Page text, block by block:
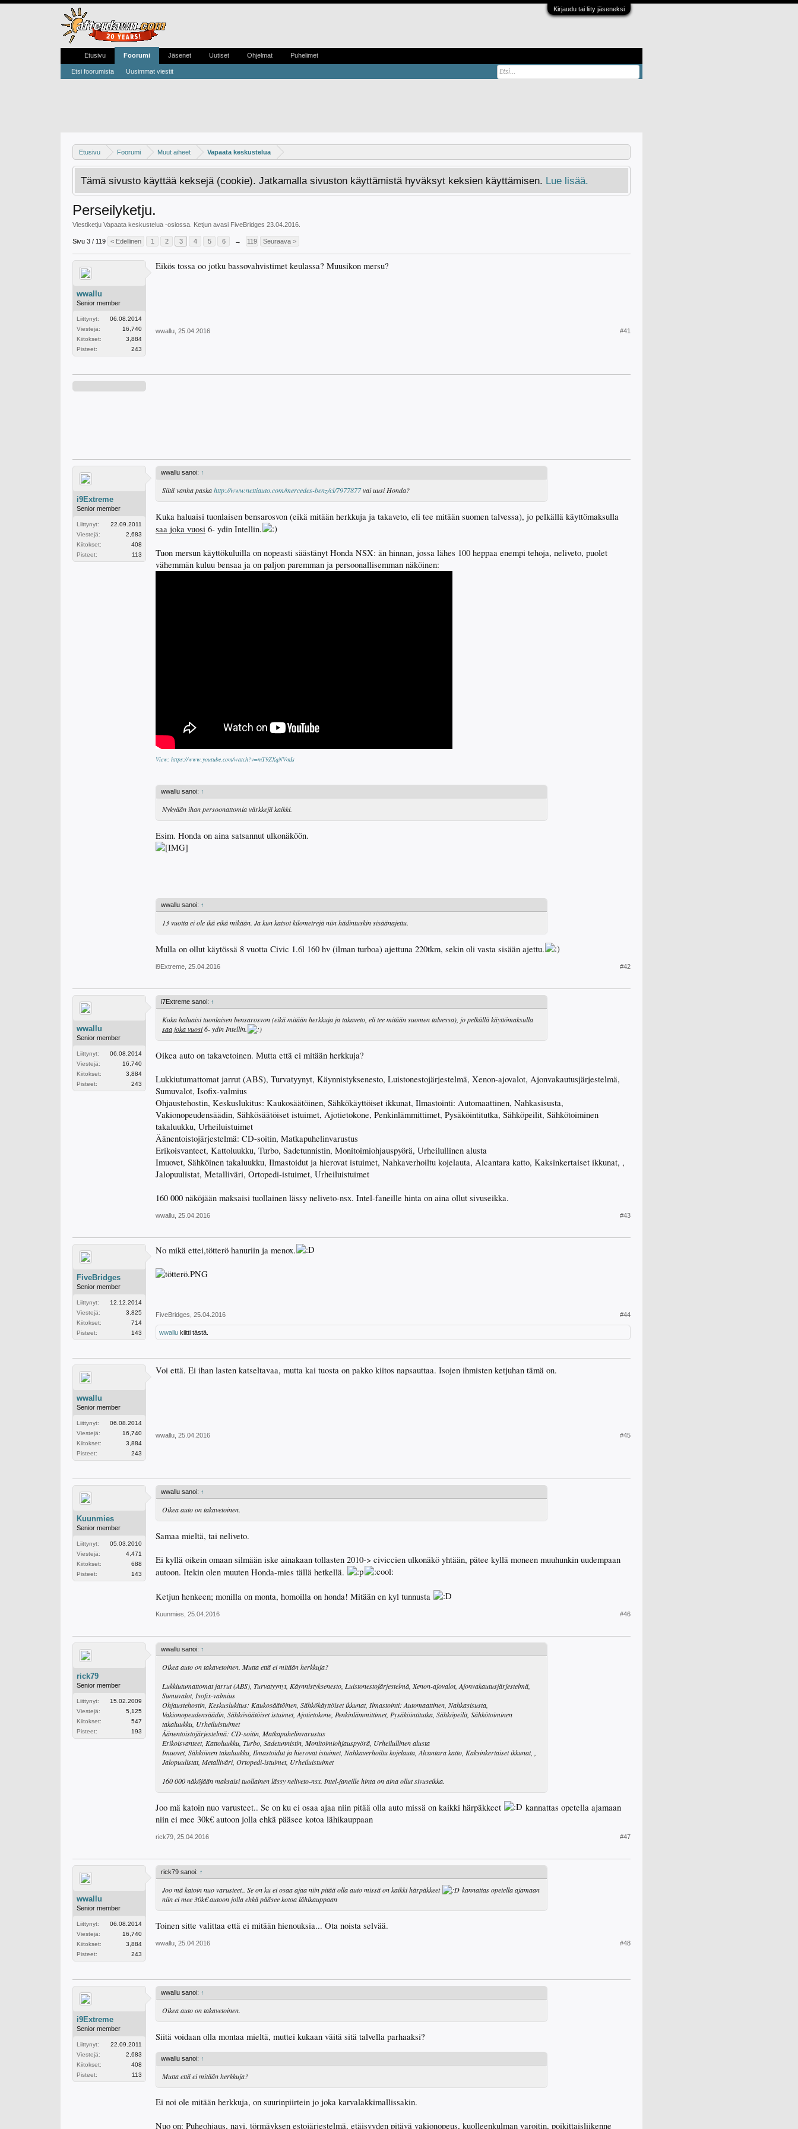
Kirjaudu tai liity jäseneksi
Etusivu Foorumi Muut aiheet Vapaata keskustelua
Tämä sivusto käyttää keksejä (cookie). Jatkamalla sivuston käyttämistä hyväksyt keksien käyttämisen. Lue lisää.
Perseilyketju.
Viestiketju Vapaata keskustelua -osiossa. Ketjun avasi FiveBridges 23.04.2016
Sivu 3 / 119 < Edellinen 1 2 3 4 5 6 → 119 Seuraava >
wwallu
Senior member
Liittynyt:
06.08.2014
Viestejä:
16,740
Kiitokset:
3,884
Pisteet:
243
Eikös tossa oo jotku bassovahvistimet keulassa? Muusikon mersu?
wwallu 25.04.2016 #41
i9Extreme
Senior member
Liittynyt:
22.09.2011
Viestejä:
2,683
Kiitokset:
408
Pisteet:
113
wwallu sanoi: ↑
Siitä vanha paskahttp://www.nettiauto.com/mercedes-benz/cl/7977877vai uusi Honda?
Kuka haluaisi tuonlaisen bensarosvon (eikä mitään herkkuja ja takaveto, eli tee mitään suomen talvessa), jo pelkällä käyttömaksulla
saa joka vuosi 6- ydin Intellin.
Tuon mersun käyttökuluilla on nopeasti säästänyt Honda NSX: än hinnan, jossa lähes 100 heppaa enempi tehoja, neliveto, puolet
vähemmän kuluu bensaa ja on paljon paremman ja persoonallisemman näköinen:
View: https://www.youtube.com/watch?v=mT9ZXqNVmIs
wwallu sanoi: ↑
Nykyään ihan persoonattomia värkkejä kaikki.
Esim. Honda on aina satsannut ulkonäköön.
wwallu sanoi: ↑
13 vuotta ei ole ikä eikä mikään. Ja kun katsot kilometrejä niin hädintuskin sisäänajettu.
Mulla on ollut käytössä 8 vuotta Civic 1.6l 160 hv (ilman turboa) ajettuna 220tkm, sekin oli vasta sisään ajettu.
i9Extreme 25.04.2016 #42
wwallu
Senior member
Liittynyt:
06.08.2014
Viestejä:
16,740
Kiitokset:
3,884
Pisteet:
243
i7Extreme sanoi: ↑
Kuka haluaisi tuonlaisen bensarosvon (eikä mitään herkkuja ja takaveto, eli tee mitään suomen talvessa), jo pelkällä käyttömaksulla
saa joka vuosi6- ydin Intellin.
Oikea auto on takavetoinen. Mutta että ei mitään herkkuja?
Lukkiutumattomat jarrut (ABS), Turvatyynyt, Käynnistyksenesto, Luistonestojärjestelmä, Xenon-ajovalot, Ajonvakautusjärjestelmä,
Sumuvalot, Isofix-valmius
Ohjaustehostin, Keskuslukitus: Kaukosäätöinen, Sähkökäyttöiset ikkunat, Ilmastointi: Automaattinen, Nahkasisusta,
Vakionopeudensäädin, Sähkösäätöiset istuimet, Ajotietokone, Penkinlämmittimet, Pysäköintitutka, Sähköpeilit, Sähkötoiminen
takaluukku, Urheiluistuimet
Äänentoistojärjestelmä: CD-soitin, Matkapuhelinvarustus
Erikoisvanteet, Kattoluukku, Turbo, Sadetunnistin, Monitoimiohjauspyörä, Urheilullinen alusta
Imuovet, Sähköinen takaluukku, Ilmastoidut ja hierovat istuimet, Nahkaverhoiltu kojelauta, Alcantara katto, Kaksinkertaiset ikkunat, ,
Jalopuulistat, Metalliväri, Ortopedi-istuimet, Urheiluistuimet
160 000 näköjään maksaisi tuollainen lässy neliveto-nsx. Intel-faneille hinta on aina ollut sivuseikka.
wwallu 25.04.2016 #43
FiveBridges
Senior member
Liittynyt:
12.12.2014
Viestejä:
3,825
Kiitokset:
714
Pisteet:
143
No mikä ettei,tötterö hanuriin ja menox.
FiveBridges 25.04.2016 #44
wwallu kiitti tästä.
wwallu
Senior member
Liittynyt:
06.08.2014
Viestejä:
16,740
Kiitokset:
3,884
Pisteet:
243
Voi että. Ei ihan lasten katseltavaa, mutta kai tuosta on pakko kiitos napsauttaa. Isojen ihmisten ketjuhan tämä on.
wwallu 25.04.2016 #45
Kuunmies
Senior member
Liittynyt:
05.03.2010
Viestejä:
4,471
Kiitokset:
688
Pisteet:
143
wwallu sanoi: ↑
Oikea auto on takavetoinen.
Samaa mieltä, tai neliveto.
Ei kyllä oikein omaan silmään iske ainakaan tollasten 2010-> civiccien ulkonäkö yhtään, pätee kyllä moneen muuhunkin uudempaan
autoon. Itekin olen muuten Honda-mies tällä hetkellä.
Ketjun henkeen; monilla on monta, homoilla on honda! Mitään en kyl tunnusta
Kuunmies 25.04.2016 #46
rick79
Senior member
Liittynyt:
15.02.2009
Viestejä:
5,125
Kiitokset:
547
Pisteet:
193
wwallu sanoi: ↑
Oikea auto on takavetoinen. Mutta että ei mitään herkkuja?
Lukkiutumattomat jarrut (ABS), Turvatyynyt, Käynnistyksenesto, Luistonestojärjestelmä, Xenon-ajovalot, Ajonvakautusjärjestelmä,
Sumuvalot, Isofix-valmius
Ohjaustehostin, Keskuslukitus: Kaukosäätöinen, Sähkökäyttöiset ikkunat, Ilmastointi: Automaattinen, Nahkasisusta,
Vakionopeudensäädin, Sähkösäätöiset istuimet, Ajotietokone, Penkinlämmittimet, Pysäköintitutka, Sähköpeilit, Sähkötoiminen
takaluukku, Urheiluistuimet
Äänentoistojärjestelmä: CD-soitin, Matkapuhelinvarustus
Erikoisvanteet, Kattoluukku, Turbo, Sadetunnistin, Monitoimiohjauspyörä, Urheilullinen alusta
Imuovet, Sähköinen takaluukku, Ilmastoidut ja hierovat istuimet, Nahkaverhoiltu kojelauta, Alcantara katto, Kaksinkertaiset ikkunat, ,
Jalopuulistat, Metalliväri, Ortopedi-istuimet, Urheiluistuimet
160 000 näköjään maksaisi tuollainen lässy neliveto-nsx. Intel-faneille hinta on aina ollut sivuseikka.
Joo mä katoin nuo varusteet.. Se on ku ei osaa ajaa niin pitää olla auto missä on kaikki härpäkkeet
kannattas opetella ajamaan
niin ei mee 30k€ autoon jolla ehkä pääsee kotoa lähikauppaan
rick79 25.04.2016 #47
wwallu
Senior member
Liittynyt:
06.08.2014
Viestejä:
16,740
Kiitokset:
3,884
Pisteet:
243
rick79 sanoi: ↑
Joo mä katoin nuo varusteet.. Se on ku ei osaa ajaa niin pitää olla auto missä on kaikki härpäkkeet
kannattas opetella ajamaan
niin ei mee 30k€ autoon jolla ehkä pääsee kotoa lähikauppaan
Toinen sitte valittaa että ei mitään hienouksia... Ota noista selvää.
wwallu 25.04.2016 #48
i9Extreme
Senior member
Liittynyt:
22.09.2011
Viestejä:
2,683
Kiitokset:
408
Pisteet:
113
wwallu sanoi: ↑
Oikea auto on takavetoinen.
Siitä voidaan olla montaa mieltä, muttei kukaan väitä sitä talvella parhaaksi?
wwallu sanoi: ↑
Mutta että ei mitään herkkuja?
Ei noi ole mitään herkkuja, on suurinpiirtein jo joka karvalakkimallissakin.
Nuo on: Puheohjaus, navi, törmäyksen estojärjestelmä, etäisyyden pitävä vakionopeus, kuolleenkulman varoitin, poikittaisliikenne
Etusivu Foorumi
Etsi foorumista Uusimmat viestit
Jäsenet Uutiset Ohjelmat Puhelimet